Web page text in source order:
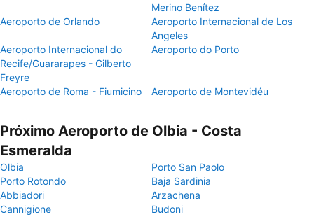
Merino Benítez
Aeroporto de Orlando
Aeroporto Internacional de Los
Angeles
Aeroporto Internacional do
Recife/Guararapes - Gilberto
Freyre
Aeroporto do Porto
Aeroporto de Roma - Fiumicino Aeroporto de Montevidéu
Próximo Aeroporto de Olbia - Costa
Esmeralda
Olbia
Porto San Paolo
Porto Rotondo
Baja Sardinia
Abbiadori
Arzachena
Cannigione
Budoni